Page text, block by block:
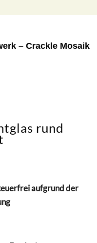
– Crackle Mosaik
rund
aufgrund der